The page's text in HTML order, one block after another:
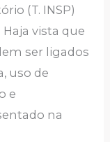
(T. INSP)
vista que
ser ligados
uso de
e
na